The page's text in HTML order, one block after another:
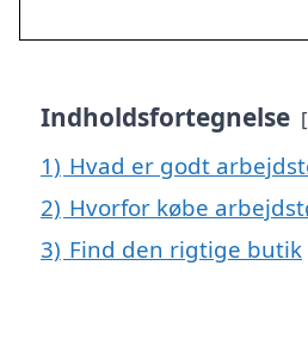
Indholdsfortegnelse
1) Hvad er godt
2) Hvorfor købe
3) Find den rigtige butik